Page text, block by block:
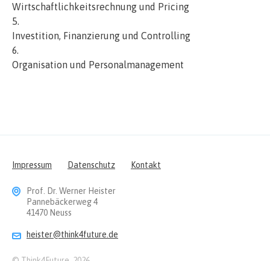
Wirtschaftlichkeitsrechnung und Pricing
Investition, Finanzierung und Controlling
Organisation und Personalmanagement
Impressum Datenschutz Kontakt
Prof. Dr. Werner Heister
Pannebäckerweg 4
41470 Neuss
heister@think4future.de